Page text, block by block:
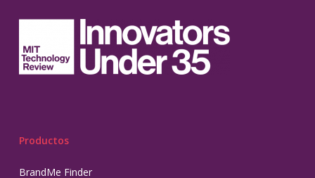
Productos
BrandMe Finder